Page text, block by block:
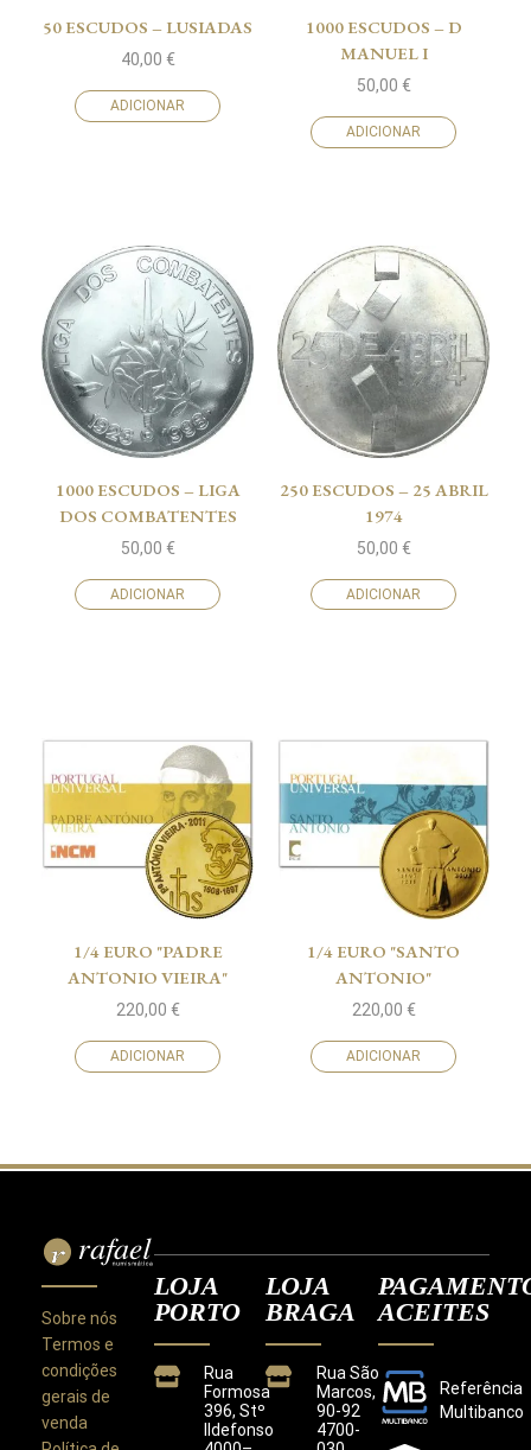
50 ESCUDOS – LUSIADAS
40,00 €
ADICIONAR
1000 ESCUDOS – D
MANUEL I
50,00 €
ADICIONAR
1000 ESCUDOS – LIGA
DOS COMBATENTES
50,00 €
ADICIONAR
250 ESCUDOS – 25 ABRIL
1974
50,00 €
ADICIONAR
1/4 EURO "PADRE
ANTONIO VIEIRA"
220,00 €
ADICIONAR
1/4 EURO "SANTO
ANTONIO"
220,00 €
ADICIONAR
Sobre nós
Termos e
condições
gerais de
venda
LOJA
PORTO
Rua
Formosa
396, Stº
Ildefonso
LOJA
BRAGA
Rua São
Marcos,
90-92
4700-
ACEITES
Referência
Multibanco